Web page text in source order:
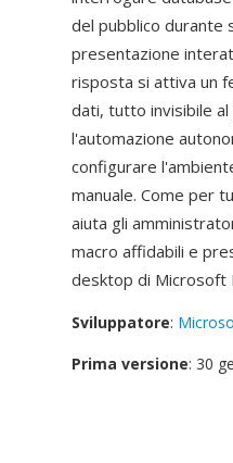
del pubblico durante
presentazione
risposta si attiva un
dati, tutto invisibile
l'automazione
configurare
manuale. Come per
aiuta gli
macro affidabili e
desktop di Microsoft
Sviluppatore:
Prima versione: 30